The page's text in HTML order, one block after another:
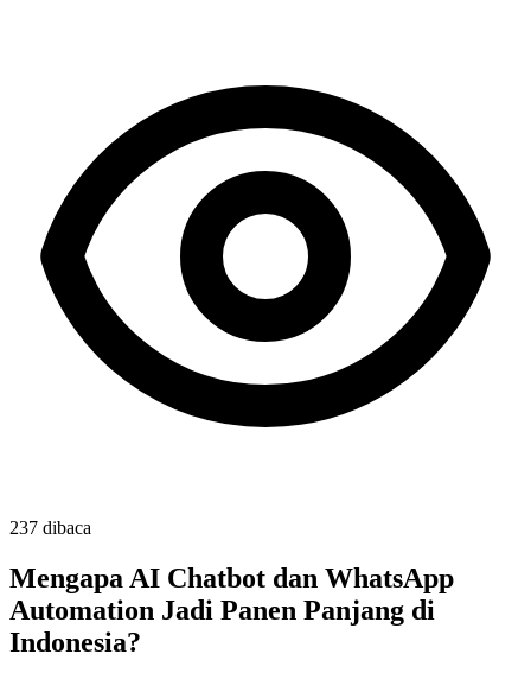
237 dibaca
Mengapa AI Chatbot dan WhatsApp
Automation Jadi Panen Panjang di
Indonesia?